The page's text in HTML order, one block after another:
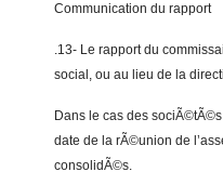
Communication du rapport
.13- Le rapport du
social, ou au lieu de la
Dans le cas des
date de la rÃ©union de
consolidÃ©s.